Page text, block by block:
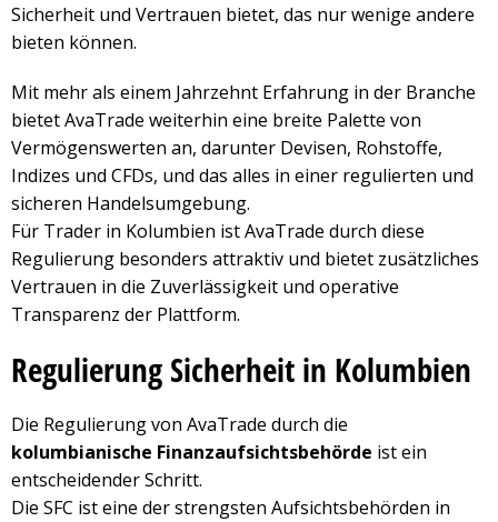
Sicherheit und Vertrauen bietet, das nur wenige andere
bieten können.
Mit mehr als einem Jahrzehnt Erfahrung in der Branche
bietet AvaTrade weiterhin eine breite Palette von
Vermögenswerten an, darunter Devisen, Rohstoffe,
Indizes und CFDs, und das alles in einer regulierten und
sicheren Handelsumgebung.
Für Trader in Kolumbien ist AvaTrade durch diese
Regulierung besonders attraktiv und bietet zusätzliches
Vertrauen in die Zuverlässigkeit und operative
Transparenz der Plattform.
Regulierung Sicherheit in Kolumbien
Die Regulierung von AvaTrade durch die
kolumbianische Finanzaufsichtsbehörde ist ein
entscheidender Schritt.
Die SFC ist eine der strengsten Aufsichtsbehörden in